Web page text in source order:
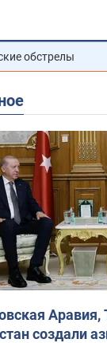
обстрелы
Аравия,
создали